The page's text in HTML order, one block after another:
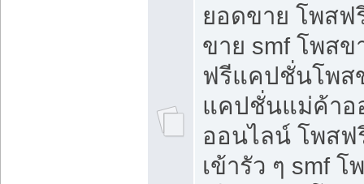
ยอดขาย โพสฟ
ขาย smf โพส
ฟรีแคปชั่นโพส
แคปชั่นแม่ค้า
ออนไลน์ โพสฟ
เข้ารัว ๆ smf